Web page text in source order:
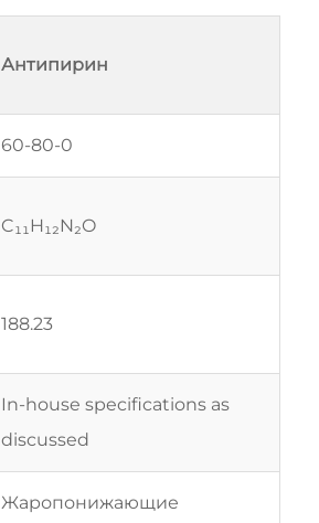
Антипирин
60-80-0
C₁₁H₁₂N₂O
188.23
In-house specifications as
discussed
Жаропонижающие